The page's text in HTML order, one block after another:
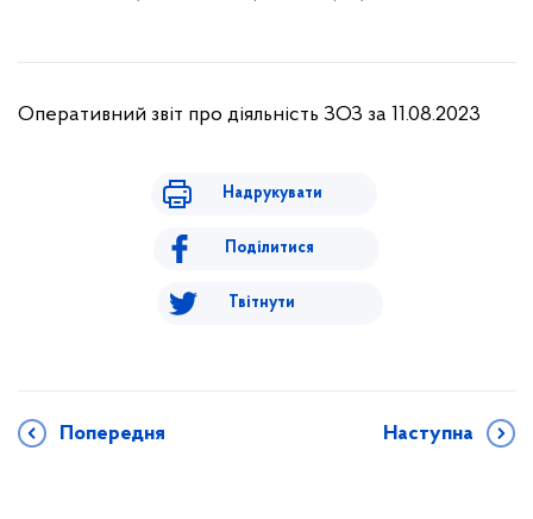
Оперативний звіт про діяльність ЗОЗ за 11.08.2023
Надрукувати
Поділитися
Твітнути
Попередня Наступна